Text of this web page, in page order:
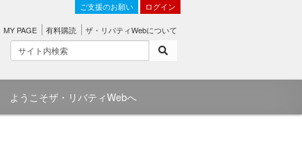
ご支援のお願い ログイン
MY PAGE 有料購読 ザ・リバティWebについて
ようこそザ・リバティWebへ